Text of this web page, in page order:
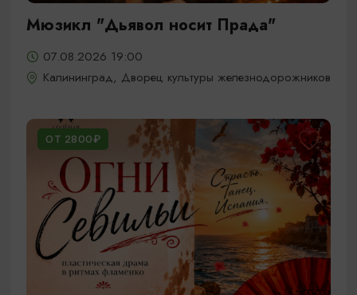
Мюзикл "Дьявол носит Прада"
07.08.2026 19:00
Калининград, Дворец культуры железнодорожников
ОТ 2800₽